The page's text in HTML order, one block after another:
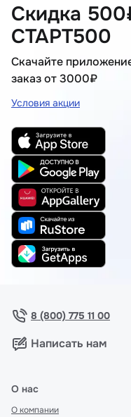
Скидка
СТАРТ500
Скачайте
заказ от 3000₽
Условия акции
8 (800) 775 11 00
Написать нам
О нас
О компании